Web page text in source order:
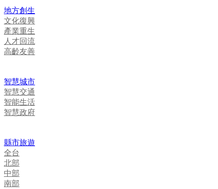
地方創生
文化復興
產業重生
人才回流
高齡友善
智慧城市
智慧交通
智能生活
智慧政府
縣市旅遊
全台
北部
中部
南部